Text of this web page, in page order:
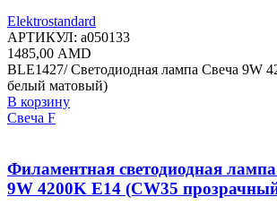
Elektrostandard
АРТИКУЛ: a050133
1485,00 AMD
BLE1427/ Светодиодная лампа Свеча 9W
белый матовый)
В корзину
Свеча F
Филаментная светодиодная
9W 4200K E14 (CW35